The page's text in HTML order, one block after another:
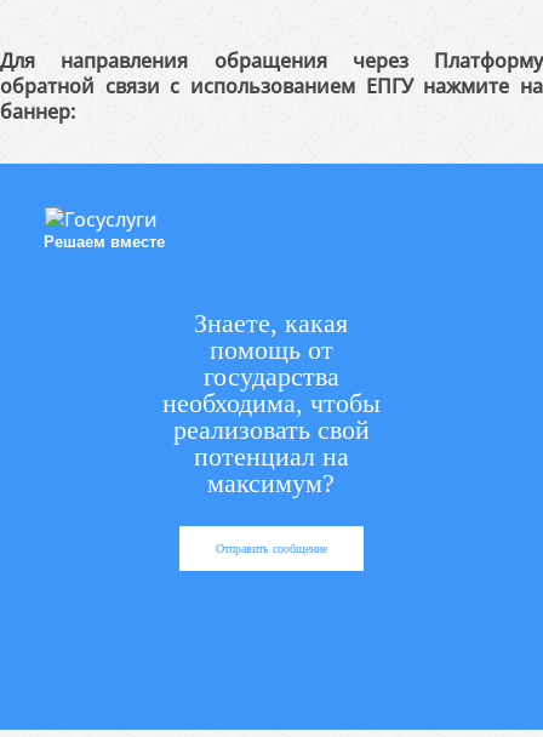
Для направления обращения через Платформу
обратной связи с использованием ЕПГУ нажмите на
баннер:
Решаем вместе
Знаете, какая
помощь от
государства
необходима, чтобы
реализовать свой
потенциал на
максимум?
Отправить сообщение